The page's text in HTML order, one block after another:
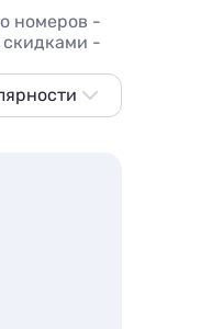
номеров -
-
С детьми